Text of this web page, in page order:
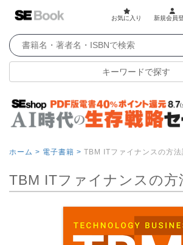
お気に入り 新規会員
キーワードで探す
ホーム > 電子書籍 > TBM ITファイナンスの方法
TBM ITファイナンスの方